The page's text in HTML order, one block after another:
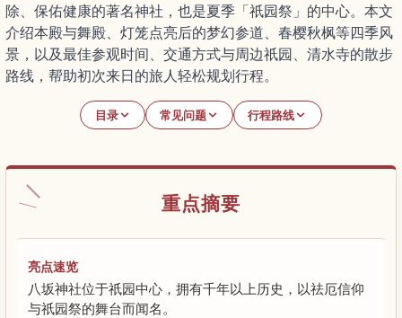
除、保佑健康的著名神社，也是夏季「祇园祭」的中心。本文
介绍本殿与舞殿、灯笼点亮后的梦幻参道、春樱秋枫等四季风
景，以及最佳参观时间、交通方式与周边祇园、清水寺的散步
路线，帮助初次来日的旅人轻松规划行程。
目录 常见问题 行程路线
重点摘要
亮点速览
八坂神社位于祇园中心，拥有千年以上历史，以祛厄信仰
与祇园祭的舞台而闻名。